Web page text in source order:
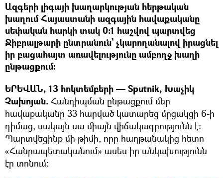
Ազգերի լիգայի խաղարկության հերթական
խաղում Հայաստանի ազգային հավաքականը
սեփական հարկի տակ 0:1 հաշվով պարտվեց
Ջիբրալթարի ընտրանուն` չկարողանալով իրացնել
իր բացահայտ առավելությունը ամբողջ խաղի
ընթացքում:
ԵՐԵՎԱՆ, 13 հոկտեմբերի — Sputnik, Խաչիկ
Չախոյան. Հանդիպման ընթացքում մեր
հավաքականը 33 հարված կատարեց մրցակցի 6-ի
դիմաց, սակայն սա միայն վիճակագրությունն է:
Պարտվեցինք մի թիմի, որը հաղթանակից հետո
«Հանրապետականում» ասես իր անկախությունն
էր տոնում: